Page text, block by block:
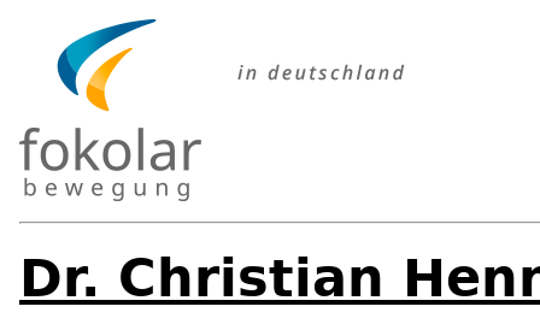
Dr. Christian